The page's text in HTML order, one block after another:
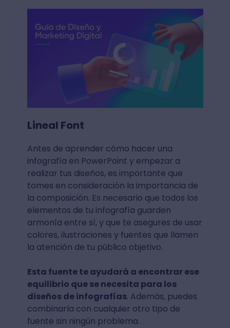
Lineal Font
Antes de aprender cómo hacer una
infografía en PowerPoint y empezar a
realizar tus diseños, es importante que
tomes en consideración la importancia de
la composición. Es necesario que todos los
elementos de tu infografía guarden
armonía entre sí, y que te asegures de usar
colores, ilustraciones y fuentes que llamen
la atención de tu público objetivo.
Esta fuente te ayudará a encontrar ese
equilibrio que se necesita para los
diseños de infografías. Además, puedes
combinarla con cualquier otro tipo de
fuente sin ningún problema.